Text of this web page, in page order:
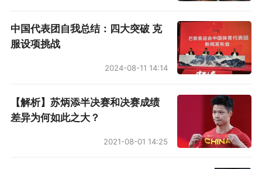
中国代表团自我总结：四大突破 克
服设项挑战
2024-08-11 14:14
【解析】苏炳添半决赛和决赛成绩
差异为何如此之大？
2021-08-01 14:25